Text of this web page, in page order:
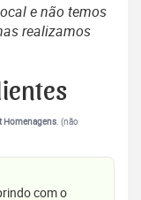
e não temos
realizamos
Homenagens. (não
com o